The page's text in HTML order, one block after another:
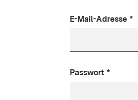
E-Mail-Adresse *
Passwort *